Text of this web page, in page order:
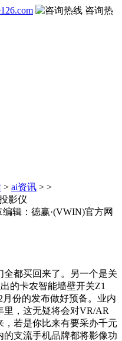
咨询热
> ai资讯 > >
影仪
辑：德赢·(VWIN)官方网
都买回来了。另一个是关
的卡农智能墙壁开关Z1
份的发布做好预备。业内
里，这无疑将会对VR/AR
若是你比来有要采办千元
支流手机品牌都将影像功